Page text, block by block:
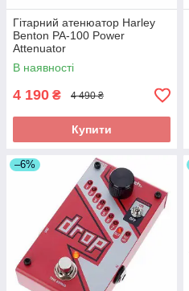
Гітарний атенюатор Harley
Benton PA-100 Power
Attenuator
В наявності
4 190 ₴ 4 490 ₴
Купити
–6%